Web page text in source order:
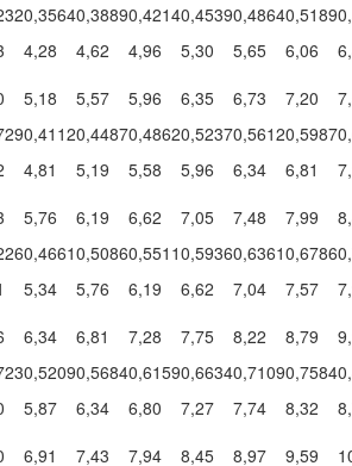
0,35640,38890,42140,45390,48640,5189
4,28 4,62 4,96 5,30 5,65 6,06
5,18 5,57 5,96 6,35 6,73 7,20
0,41120,44870,48620,52370,56120,5987
4,81 5,19 5,58 5,96 6,34 6,81
5,76 6,19 6,62 7,05 7,48 7,99
0,46610,50860,55110,59360,63610,6786
5,34 5,76 6,19 6,62 7,04 7,57
6,34 6,81 7,28 7,75 8,22 8,79
0,52090,56840,61590,66340,71090,7584
5,87 6,34 6,80 7,27 7,74 8,32
6,91 7,43 7,94 8,45 8,97 9,59